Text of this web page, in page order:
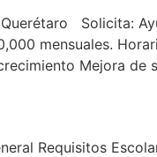
Solicita:
mensuales.
Mejora
Requisitos